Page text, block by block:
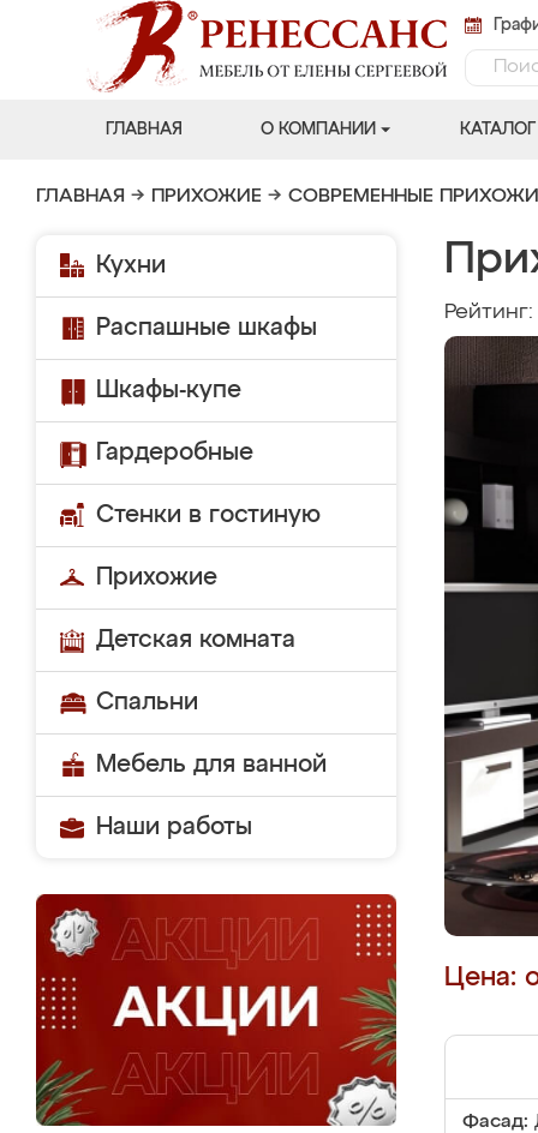
ГЛАВНАЯ О КОМПАНИИ КАТАЛОГ
ГЛАВНАЯ → ПРИХОЖИЕ → СОВРЕМЕННЫЕ
Кухни
Распашные шкафы
Шкафы-купе
Гардеробные
Стенки в гостиную
Прихожие
Детская комната
Спальни
Мебель для ванной
Наши работы
Рейтинг:
Цена:
Фасад: